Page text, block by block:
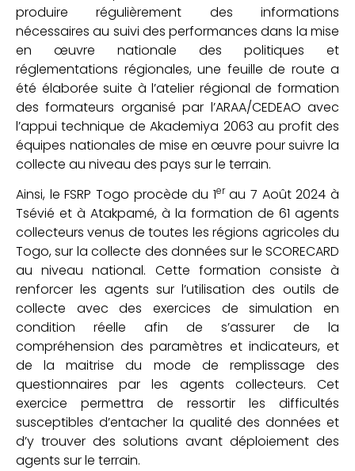
produire régulièrement des informations
nécessaires au suivi des performances dans la mise
en œuvre nationale des politiques et
réglementations régionales, une feuille de route a
été élaborée suite à l’atelier régional de formation
des formateurs organisé par l’ARAA/CEDEAO avec
l’appui technique de Akademiya 2063 au profit des
équipes nationales de mise en œuvre pour suivre la
collecte au niveau des pays sur le terrain.
Ainsi, le FSRP Togo procède du 1erau 7 Août 2024 à
Tsévié et à Atakpamé, à la formation de 61 agents
collecteurs venus de toutes les régions agricoles du
Togo, sur la collecte des données sur le SCORECARD
au niveau national. Cette formation consiste à
renforcer les agents sur l’utilisation des outils de
collecte avec des exercices de simulation en
condition réelle afin de s’assurer de la
compréhension des paramètres et indicateurs, et
de la maitrise du mode de remplissage des
questionnaires par les agents collecteurs. Cet
exercice permettra de ressortir les difficultés
susceptibles d’entacher la qualité des données et
d’y trouver des solutions avant déploiement des
agents sur le terrain.